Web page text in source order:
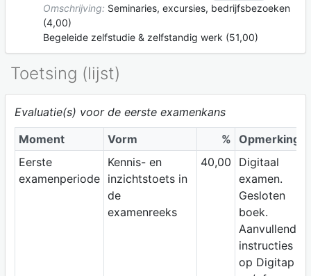
Omschrijving: Seminaries, excursies, bedrijfsbezoeken
(4,00)
Begeleide zelfstudie & zelfstandig werk (51,00)
Toetsing (lijst)
Evaluatie(s) voor de eerste examenkans
Moment
Vorm % Opmerking
Eerste
examenperiode
Kennis- en
inzichtstoets in
de
examenreeks
40,00
Digitaal
examen.
Gesloten
boek.
Aanvullende
instructies
op Digitap